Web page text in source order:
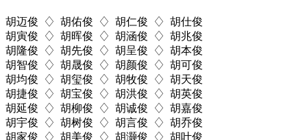
胡迈俊 ♢ 胡佑俊 ♢ 胡仁俊 ♢ 胡仕俊
胡寅俊 ♢ 胡晖俊 ♢ 胡涵俊 ♢ 胡兆俊
胡隆俊 ♢ 胡先俊 ♢ 胡呈俊 ♢ 胡本俊
胡智俊 ♢ 胡晟俊 ♢ 胡颜俊 ♢ 胡可俊
胡均俊 ♢ 胡玺俊 ♢ 胡牧俊 ♢ 胡天俊
胡捷俊 ♢ 胡宝俊 ♢ 胡洪俊 ♢ 胡英俊
胡延俊 ♢ 胡柳俊 ♢ 胡诚俊 ♢ 胡嘉俊
胡宇俊 ♢ 胡树俊 ♢ 胡言俊 ♢ 胡乔俊
胡家俊 ♢ 胡美俊 ♢ 胡灏俊 ♢ 胡叶俊